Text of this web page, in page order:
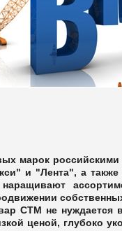
марок
и "Лента", а
СТМ не нуждается
ценой, глубоко